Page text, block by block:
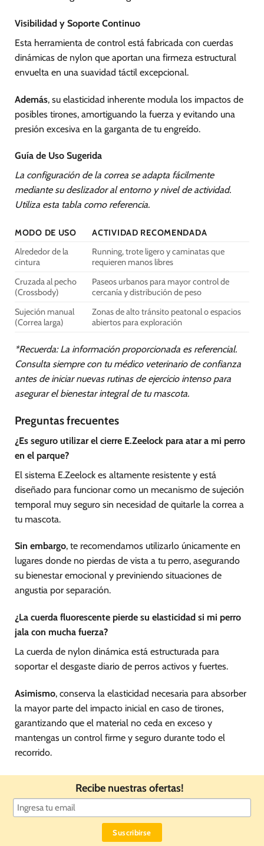
Visibilidad y Soporte Continuo
Esta herramienta de control está fabricada con cuerdas
dinámicas de nylon que aportan una firmeza estructural
envuelta en una suavidad táctil excepcional.
Además, su elasticidad inherente modula los impactos de
posibles tirones, amortiguando la fuerza y evitando una
presión excesiva en la garganta de tu engreído.
Guía de Uso Sugerida
La configuración de la correa se adapta fácilmente
mediante su deslizador al entorno y nivel de actividad.
Utiliza esta tabla como referencia.
MODO DE USO
ACTIVIDAD RECOMENDADA
Alrededor de la
cintura
Running, trote ligero y caminatas que
requieren manos libres
Cruzada al pecho
(Crossbody)
Paseos urbanos para mayor control de
cercanía y distribución de peso
Sujeción manual
(Correa larga)
Zonas de alto tránsito peatonal o espacios
abiertos para exploración
*Recuerda: La información proporcionada es referencial.
Consulta siempre con tu médico veterinario de confianza
antes de iniciar nuevas rutinas de ejercicio intenso para
asegurar el bienestar integral de tu mascota.
Preguntas frecuentes
¿Es seguro utilizar el cierre E.Zeelock para atar a mi perro
en el parque?
El sistema E.Zeelock es altamente resistente y está
diseñado para funcionar como un mecanismo de sujeción
temporal muy seguro sin necesidad de quitarle la correa a
tu mascota.
Sin embargo, te recomendamos utilizarlo únicamente en
lugares donde no pierdas de vista a tu perro, asegurando
su bienestar emocional y previniendo situaciones de
angustia por separación.
¿La cuerda fluorescente pierde su elasticidad si mi perro
jala con mucha fuerza?
La cuerda de nylon dinámica está estructurada para
soportar el desgaste diario de perros activos y fuertes.
Asimismo, conserva la elasticidad necesaria para absorber
la mayor parte del impacto inicial en caso de tirones,
garantizando que el material no ceda en exceso y
mantengas un control firme y seguro durante todo el
recorrido.
Recibe nuestras ofertas!